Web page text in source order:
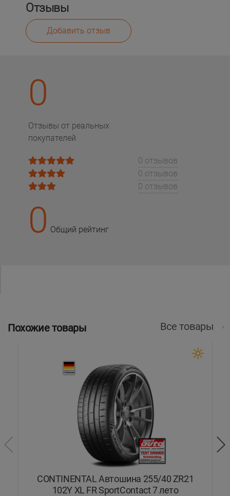
Отзывы
Добавить отзыв
0
Отзывы от реальных
покупателей
0 отзывов
0 отзывов
0 отзывов
0 Общий рейтинг
Похожие товары Все товары
CONTINENTAL Автошина 255/40 ZR21
102Y XL FR SportContact 7 лето